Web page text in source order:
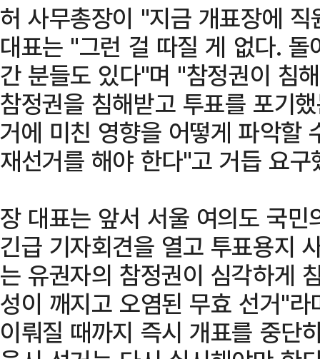
허 사무총장이 "지금 개표장에
대표는 "그런 걸 따질 게 없다.
간 분들도 있다"며 "참정권이 침
참정권을 침해받고 투표를 포기
거에 미친 영향을 어떻게 파악할
재선거를 해야 한다"고 거듭 요구
장 대표는 앞서 서울 여의도 국
긴급 기자회견을 열고 투표용지
는 유권자의 참정권이 심각하게
성이 깨지고 오염된 무효 선거"
이뤄질 때까지 즉시 개표를 중단